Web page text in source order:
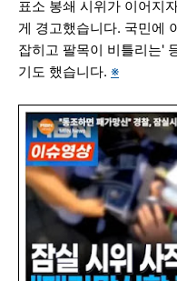
표소 봉쇄 시위가 이어지
게 경고했습니다. 국민에
잡히고 팔목이 비틀리는'
기도 했습니다. ※